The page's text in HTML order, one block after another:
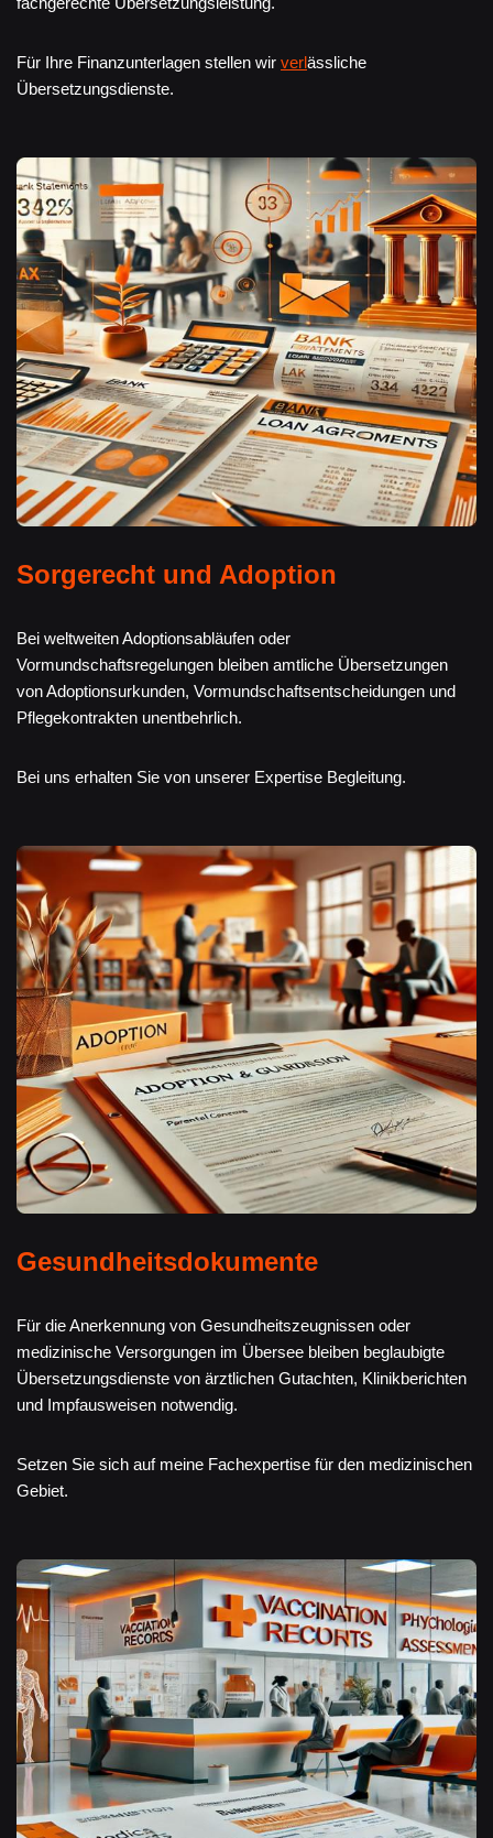
Für Ihre Finanzunterlagen stellen wir verlässliche
Übersetzungsdienste.
Sorgerecht und Adoption
Bei weltweiten Adoptionsabläufen oder
Vormundschaftsregelungen bleiben amtliche Übersetzungen
von Adoptionsurkunden, Vormundschaftsentscheidungen und
Pflegekontrakten unentbehrlich.
Bei uns erhalten Sie von unserer Expertise Begleitung.
Gesundheitsdokumente
Für die Anerkennung von Gesundheitszeugnissen oder
medizinische Versorgungen im Übersee bleiben beglaubigte
Übersetzungsdienste von ärztlichen Gutachten, Klinikberichten
und Impfausweisen notwendig.
Setzen Sie sich auf meine Fachexpertise für den medizinischen
Gebiet.